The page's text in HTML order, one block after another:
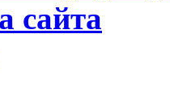
сайта